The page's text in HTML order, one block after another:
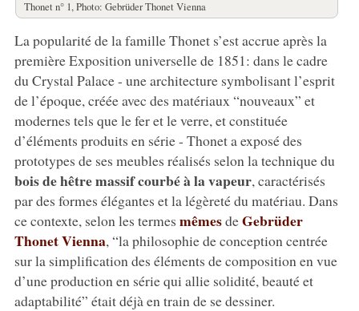
Thonet n° 1, Photo: Gebrüder Thonet Vienna
La popularité de la famille Thonet s’est accrue après la
première Exposition universelle de 1851: dans le cadre
du Crystal Palace - une architecture symbolisant l’esprit
de l’époque, créée avec des matériaux “nouveaux” et
modernes tels que le fer et le verre, et constituée
d’éléments produits en série - Thonet a exposé des
prototypes de ses meubles réalisés selon la technique du
bois de hêtre massif courbé à la vapeur, caractérisés
par des formes élégantes et la légèreté du matériau. Dans
ce contexte, selon les termes mêmesdeGebrüder
Thonet Vienna, “la philosophie de conception centrée
sur la simplification des éléments de composition en vue
d’une production en série qui allie solidité, beauté et
adaptabilité” était déjà en train de se dessiner.